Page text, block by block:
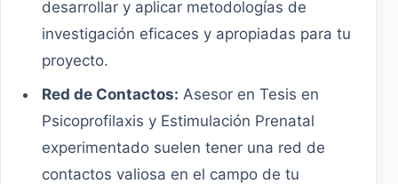
desarrollar y aplicar metodologías de
investigación eficaces y apropiadas para tu
proyecto.
Red de Contactos: Asesor en Tesis en
Psicoprofilaxis y Estimulación Prenatal
experimentado suelen tener una red de
contactos valiosa en el campo de tu